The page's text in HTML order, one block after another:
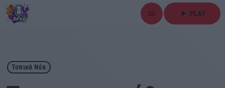
menu play_arrow PLAY
close
play_arrow ΕΡΚΟ
Τοπικά Νέα